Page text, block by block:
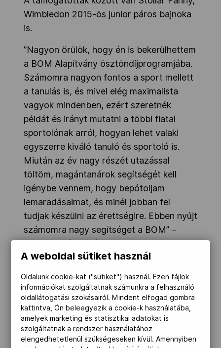
Wimbledon 2015-ös junior páros bajnoka
is.
”Nagyon örülök, hogy én is bekerülhettem
a BOM Alapítvány ösztöndíjprogramjába.
Számomra nagyon fontos a sport mellett
a tanulás is, és mivel elég maximalista
vagyok mindenben, ezért szeretnék
példát és irányt mutatni a többi fiatal
sportolónak arról, hogyan lehet valaki
egyszerre kiváló tanuló és sportoló is.
Miután az év nagy részét utazással
töltöm, magántanárok segítségét kell
igénybe vennem, hogy bepótoljam
lemaradásaimat, és minél jobban fel
tudjak készülni az érettségire. Ebben nyújt
számomra nagy segítséget a BOM” –
tette hozzáStollár Fanny.
a BOM Alapítvány főtitkáraaz ünnepélyes
aláíráson elmondta, az
ösztöndíjprogramot 2013-ban indították
útjára, és "a támogatóknak
köszönhetőenköszönhetően most már 44
A weboldal sütiket használ
Oldalunk cookie-kat ("sütiket") használ. Ezen fájlok
információkat szolgáltatnak számunkra a felhasználó
oldallátogatási szokásairól. Mindent elfogad gombra
kattintva, Ön beleegyezik a cookie-k használatába,
amelyek marketing és statisztikai adatokat is
szolgáltatnak a rendszer használatához
elengedhetetlenül szükségeseken kívül. Amennyiben